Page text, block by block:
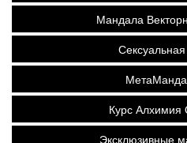
Мандала
Курс
Эксклюзивные